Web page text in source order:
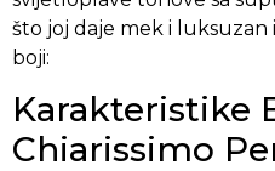
što joj daje mek i luksuzan
boji:
Karakteristike
Chiarissimo